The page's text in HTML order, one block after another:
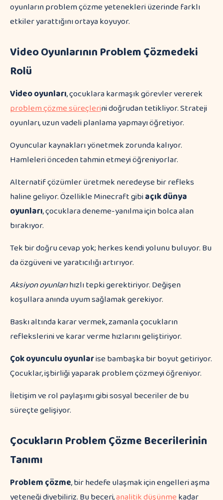
oyunların problem çözme yetenekleri üzerinde farklı
etkiler yarattığını ortaya koyuyor.
Video Oyunlarının Problem Çözmedeki
Rolü
Video oyunları, çocuklara karmaşık görevler vererek
problem çözme süreçlerini doğrudan tetikliyor. Strateji
oyunları, uzun vadeli planlama yapmayı öğretiyor.
Oyuncular kaynakları yönetmek zorunda kalıyor.
Hamleleri önceden tahmin etmeyi öğreniyorlar.
Alternatif çözümler üretmek neredeyse bir refleks
haline geliyor. Özellikle Minecraft gibiaçık dünya
oyunları, çocuklara deneme-yanılma için bolca alan
bırakıyor.
Tek bir doğru cevap yok; herkes kendi yolunu buluyor. Bu
da özgüveni ve yaratıcılığı artırıyor.
Aksiyon oyunlarıhızlı tepki gerektiriyor. Değişen
koşullara anında uyum sağlamak gerekiyor.
Baskı altında karar vermek, zamanla çocukların
reflekslerini ve karar verme hızlarını geliştiriyor.
Çok oyunculu oyunlarise bambaşka bir boyut getiriyor.
Çocuklar, işbirliği yaparak problem çözmeyi öğreniyor.
İletişim ve rol paylaşımı gibi sosyal beceriler de bu
süreçte gelişiyor.
Çocukların Problem Çözme Becerilerinin
Tanımı
Problem çözme, bir hedefe ulaşmak için engelleri aşma
yeteneği diyebiliriz. Bu beceri,analitik düşünmekadar